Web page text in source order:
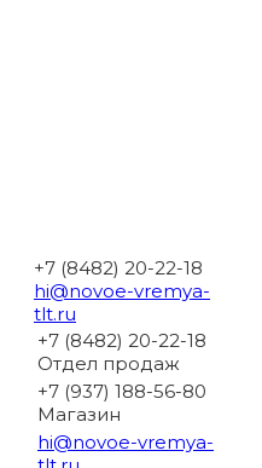
+7 (8482) 20-22-18
hi@novoe-vremya-
tlt.ru
+7 (8482) 20-22-18
Отдел продаж
+7 (937) 188-56-80
Магазин
hi@novoe-vremya-